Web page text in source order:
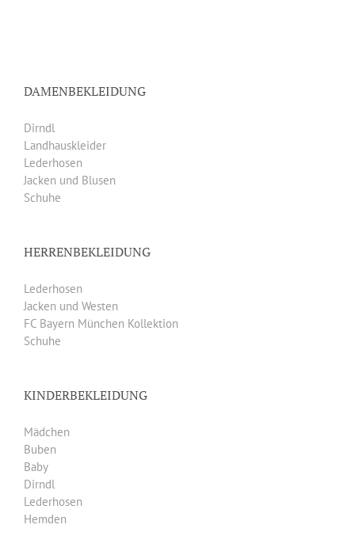
DAMENBEKLEIDUNG
Dirndl
Landhauskleider
Lederhosen
Jacken und Blusen
Schuhe
HERRENBEKLEIDUNG
Lederhosen
Jacken und Westen
FC Bayern München Kollektion
Schuhe
KINDERBEKLEIDUNG
Mädchen
Buben
Baby
Dirndl
Lederhosen
Hemden